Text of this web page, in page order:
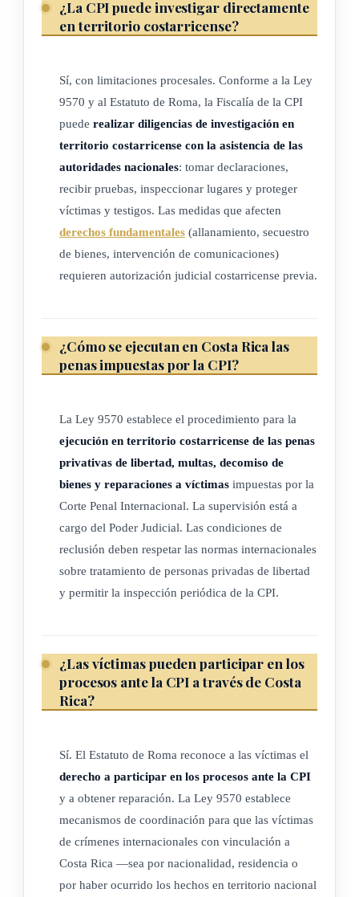
Penal Internacional, cuando el presunto delito o delitos a
ARTÍCULO 6
Con arreglo al artículo 4 del Estatuto de Roma, la Corte tiene
personalidad jurídica internacional y tiene también la
capacidad jurídica necesaria para el desempeño de sus
funciones y el cumplimiento de sus propósitos. Tiene, en
procedimientos judiciales.
ARTÍCULO 7
La República de Costa Rica cooperará plenamente con la
Corte Penal Internacional y cumplirá con las solicitudes de
cooperación y asistencia que se le formulen, de conformidad
con lo previsto en el Estatuto de Roma y la presente ley.
Todo funcionario o empleado de la República de Costa Rica
obligación de diligenciar la solicitud en los plazos que
establezca la presente ley.
la Corte Penal Internacional impute a una persona, ni sobre la
culpabilidad del requerido.
Cuando se ejecute una solicitud de cooperación, se permitirá
la presencia de la Fiscalía de la Corte Penal Internacional o
¿La CPI puede investigar directamente
en territorio costarricense?
Sí, con limitaciones procesales. Conforme a la Ley
9570 y al Estatuto de Roma, la Fiscalía de la CPI
puede realizar diligencias de investigación en
territorio costarricense con la asistencia de las
autoridades nacionales: tomar declaraciones,
recibir pruebas, inspeccionar lugares y proteger
víctimas y testigos. Las medidas que afecten
derechos fundamentales (allanamiento, secuestro
de bienes, intervención de comunicaciones)
requieren autorización judicial costarricense previa.
¿Cómo se ejecutan en Costa Rica las
penas impuestas por la CPI?
La Ley 9570 establece el procedimiento para la
ejecución en territorio costarricense de las penas
privativas de libertad, multas, decomiso de
bienes y reparaciones a víctimas impuestas por la
Corte Penal Internacional. La supervisión está a
cargo del Poder Judicial. Las condiciones de
reclusión deben respetar las normas internacionales
sobre tratamiento de personas privadas de libertad
y permitir la inspección periódica de la CPI.
¿Las víctimas pueden participar en los
procesos ante la CPI a través de Costa
Rica?
Sí. El Estatuto de Roma reconoce a las víctimas el
derecho a participar en los procesos ante la CPI
y a obtener reparación. La Ley 9570 establece
mecanismos de coordinación para que las víctimas
de crímenes internacionales con vinculación a
Costa Rica —sea por nacionalidad, residencia o
por haber ocurrido los hechos en territorio nacional